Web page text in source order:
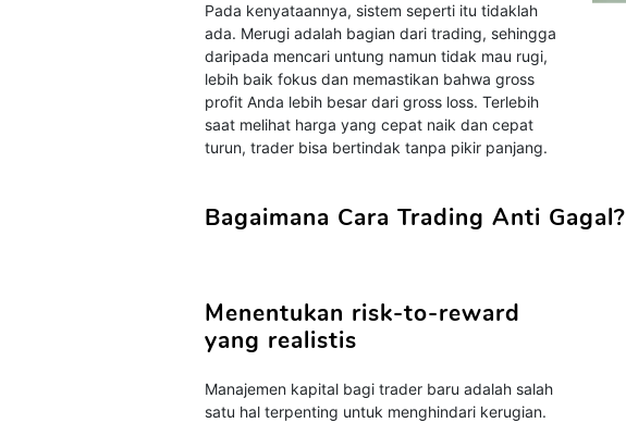
Pada kenyataannya, sistem seperti itu tidaklah
ada. Merugi adalah bagian dari trading, sehingga
daripada mencari untung namun tidak mau rugi,
lebih baik fokus dan memastikan bahwa gross
profit Anda lebih besar dari gross loss. Terlebih
saat melihat harga yang cepat naik dan cepat
turun, trader bisa bertindak tanpa pikir panjang.
Bagaimana Cara Trading Anti Gagal?
Menentukan risk-to-reward
yang realistis
Manajemen kapital bagi trader baru adalah salah
satu hal terpenting untuk menghindari kerugian.